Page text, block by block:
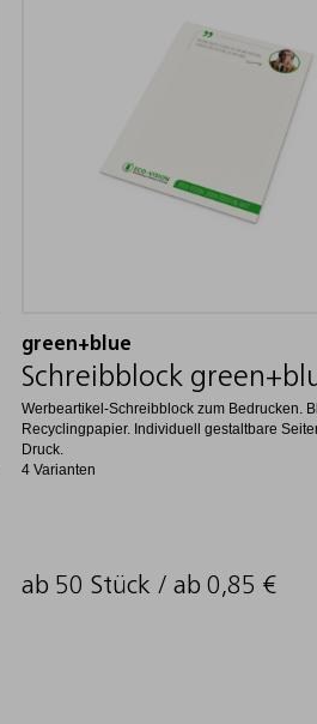
green+blue
Schreibblock
Werbeartikel-Schreibblock zum Bedrucken.
Recyclingpapier. Individuell gestaltbare
Druck.
4 Varianten
ab 50 Stück / ab 0,85 €